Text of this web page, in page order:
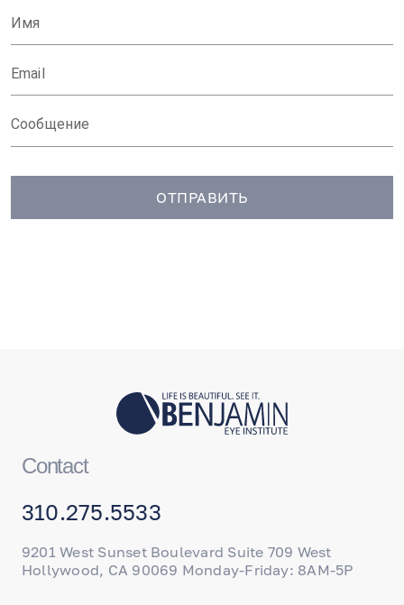
Имя
Email
Cообщение
ОТПРАВИТЬ
Contact
310.275.5533
9201 West Sunset Boulevard Suite 709 West
Hollywood, CA 90069 Monday-Friday: 8AM-5P